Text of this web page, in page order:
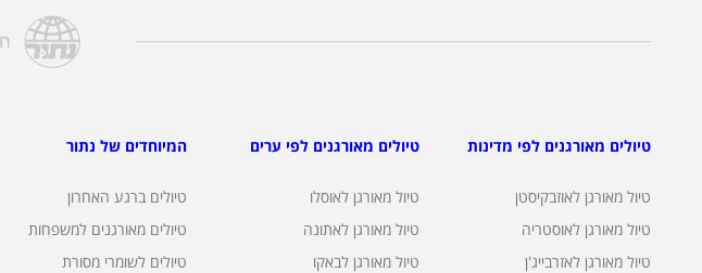
טיולים מאורגנים לפי מדינות
טיול מאורגן לאוזבקיסטן
טיול מאורגן לאוסטריה
טיול מאורגן לאזרבייג'ן
טיולים מאורגנים לפי ערים
טיול מאורגן לאוסלו
טיול מאורגן לאתונה
טיול מאורגן לבאקו
המיוחדים של נתור
טיולים ברגע האחרון
טיולים מאורגנים למשפחות
טיולים לשומרי מסורת